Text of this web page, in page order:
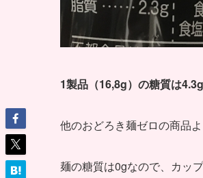
1製品（16,8g）の糖質は4.3g
他のおどろき麺ゼロの商品
麺の糖質は0gなので、カッ